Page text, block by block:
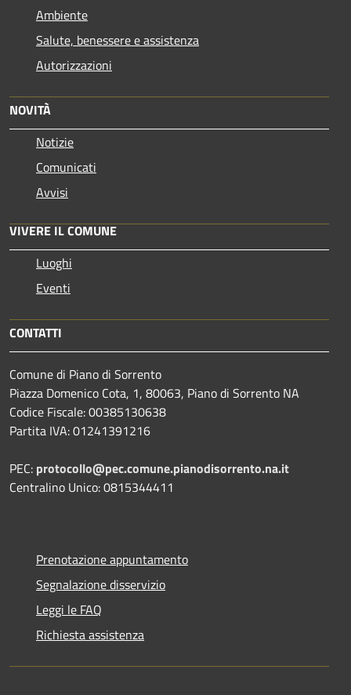
Ambiente
Salute, benessere e assistenza
Autorizzazioni
NOVITÀ
Notizie
Comunicati
Avvisi
VIVERE IL COMUNE
Luoghi
Eventi
CONTATTI
Comune di Piano di Sorrento
Piazza Domenico Cota, 1, 80063, Piano di Sorrento NA
Codice Fiscale: 00385130638
Partita IVA: 01241391216
PEC: protocollo@pec.comune.pianodisorrento.na.it
Centralino Unico: 0815344411
Prenotazione appuntamento
Segnalazione disservizio
Leggi le FAQ
Richiesta assistenza